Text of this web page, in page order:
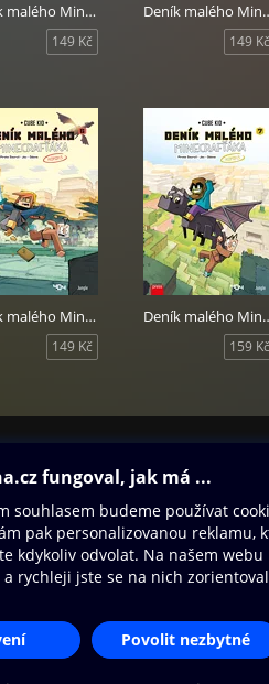
Deník malého Minecrafťáka: komiks 2
149 Kč
Deník malého
149 Kč
Deník malého Minecrafťáka: komiks 6
149 Kč
Deník malého
159 Kč
osobních údajů Cookies